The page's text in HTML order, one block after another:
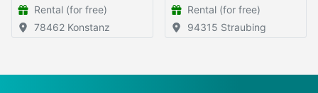
Rental (for free)
78462 Konstanz
Rental (for free)
94315 Straubing